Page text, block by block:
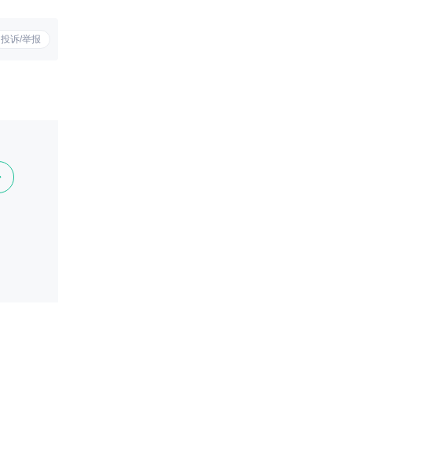
投诉/举报